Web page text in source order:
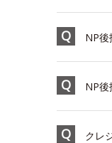
NP後
NP後
クレ